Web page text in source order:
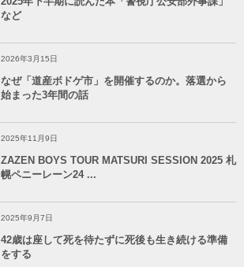
など
2026年3月15日
なぜ「道産ボドゲ市」を開催するのか。落選から
始まった3年間の話
2025年11月9日
ZAZEN BOYS TOUR MATSURI SESSION 2025 札
幌ペニーレーン24 ...
2025年9月7日
42歳は座して死を待たずに死後も生き続ける準備
をする